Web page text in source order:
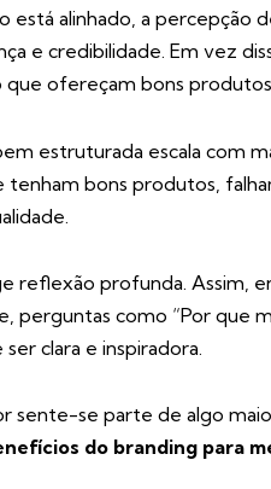
está alinhado, a percepção
e credibilidade. Em vez
que ofereçam bons
estruturada escala com
tenham bons produtos,
reflexão profunda. Assim,
perguntas como “Por que
clara e inspiradora.
sente-se parte de algo
do branding para